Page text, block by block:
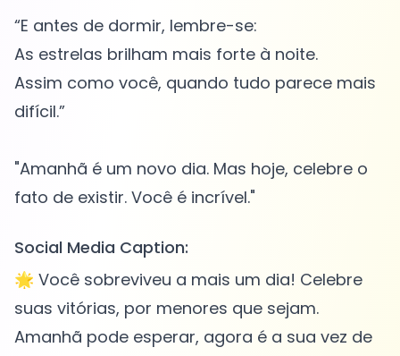
“E antes de dormir, lembre-se:
As estrelas brilham mais forte à noite.
Assim como você, quando tudo parece mais
difícil.”
"Amanhã é um novo dia. Mas hoje, celebre o
Social Media Caption:
🌟 Você sobreviveu a mais um dia! Celebre
suas vitórias, por menores que sejam.
Amanhã pode esperar, agora é a sua vez de